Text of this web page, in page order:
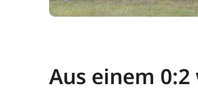
Aus einem